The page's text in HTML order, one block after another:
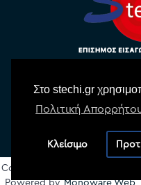
Στο stechi.gr
Πολιτική
Κλείσιμο
Copyright © 2022 Stechi, All
Powered by Monoware Web